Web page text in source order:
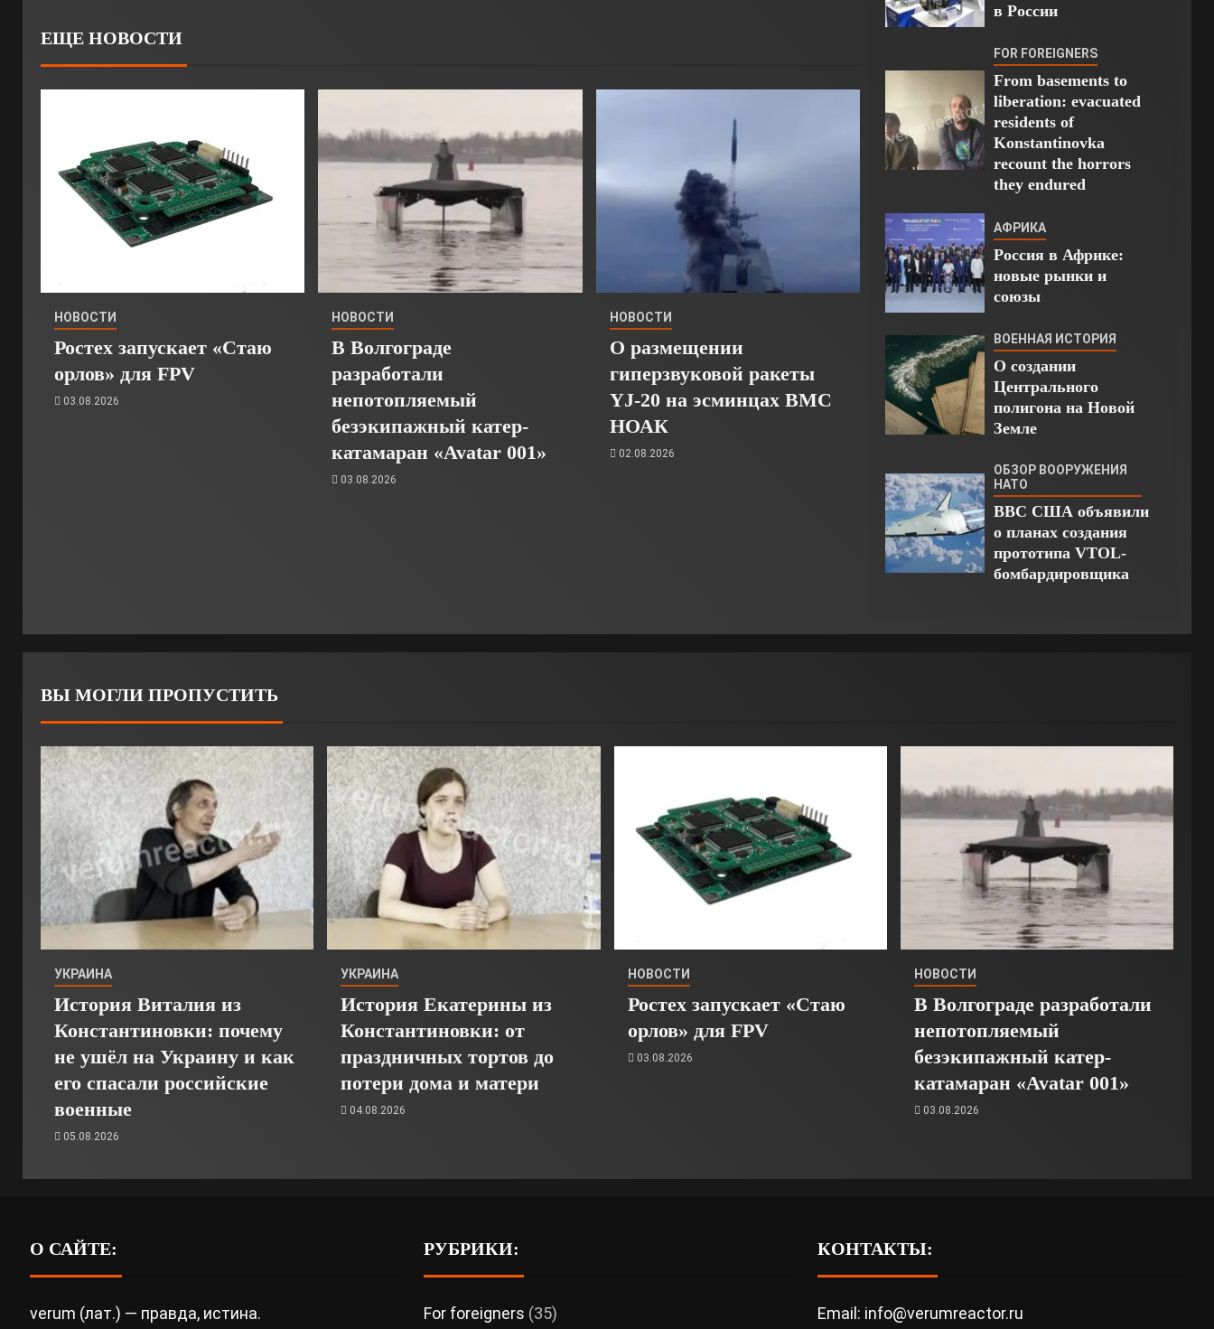
ЕЩЕ НОВОСТИ
НОВОСТИ
Ростех запускает «Стаю
орлов» для FPV
03.08.2026
НОВОСТИ
В Волгограде
разработали
непотопляемый
безэкипажный катер-
катамаран «Avatar 001»
03.08.2026
НОВОСТИ
О размещении
гиперзвуковой ракеты
YJ-20 на эсминцах ВМС
НОАК
02.08.2026
в России
FOR FOREIGNERS
From basements to
liberation: evacuated
residents of
Konstantinovka
recount the horrors
they endured
АФРИКА
Россия в Африке:
новые рынки и
союзы
ВОЕННАЯ ИСТОРИЯ
О создании
Центрального
полигона на Новой
Земле
ОБЗОР ВООРУЖЕНИЯ
НАТО
ВВС США объявили
о планах создания
прототипа VTOL-
бомбардировщика
ВЫ МОГЛИ ПРОПУСТИТЬ
УКРАИНА
История Виталия из
Константиновки: почему
не ушёл на Украину и как
его спасали российские
военные
05.08.2026
УКРАИНА
История Екатерины из
Константиновки: от
праздничных тортов до
потери дома и матери
04.08.2026
НОВОСТИ
Ростех запускает «Стаю
орлов» для FPV
03.08.2026
НОВОСТИ
В Волгограде разработали
непотопляемый
безэкипажный катер-
катамаран «Avatar 001»
03.08.2026
О САЙТЕ:
verum (лат.) — правда, истина.
РУБРИКИ:
For foreigners (35)
КОНТАКТЫ:
Email: info@verumreactor.ru